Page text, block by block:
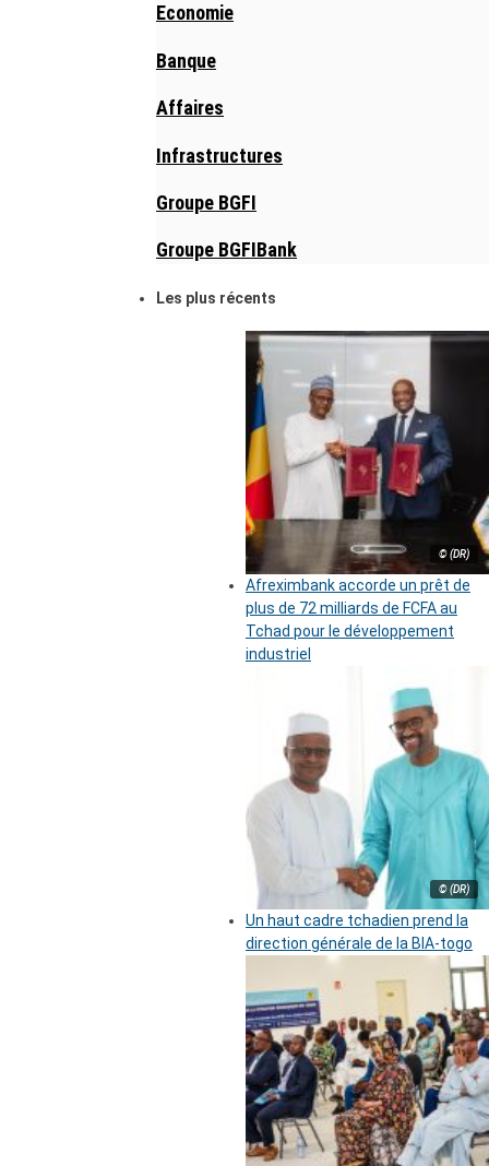
Economie
Banque
Affaires
Infrastructures
Groupe BGFI
Groupe BGFIBank
Les plus récents
© (DR)
Afreximbank accorde un prêt de
plus de 72 milliards de FCFA au
Tchad pour le développement
industriel
© (DR)
Un haut cadre tchadien prend la
direction générale de la BIA-togo